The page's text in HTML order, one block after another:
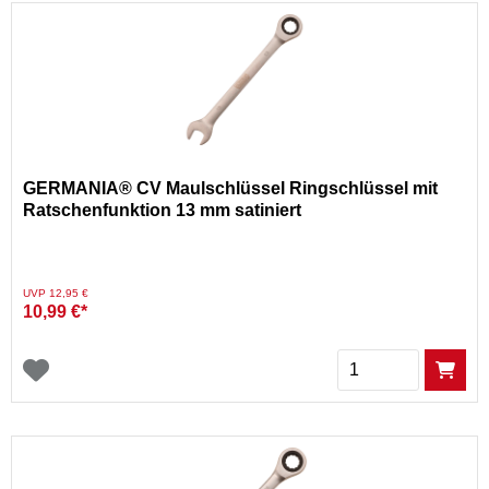
GERMANIA® CV Maulschlüssel Ringschlüssel mit
Ratschenfunktion 13 mm satiniert
Preis reduziert von
UVP 12,95 €auf
10,99 €*
Menge